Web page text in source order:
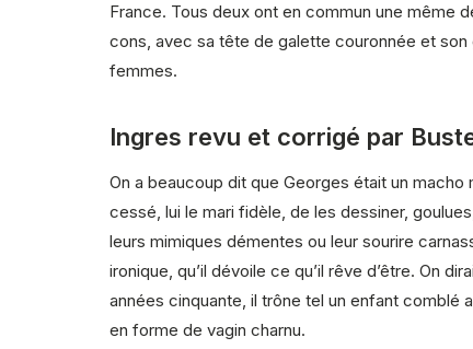
France. Tous deux ont en commun une même
cons, avec sa tête de galette couronnée et
femmes.
Ingres revu et corrigé par
On a beaucoup dit que Georges était un
cessé, lui le mari fidèle, de les dessiner,
leurs mimiques démentes ou leur sourire
ironique, qu’il dévoile ce qu’il rêve d’être. On
années cinquante, il trône tel un enfant comblé
en forme de vagin charnu.